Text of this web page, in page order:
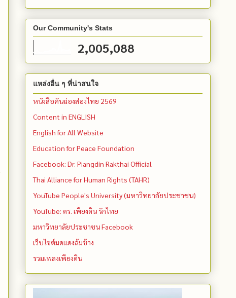
Our Community's Stats
2,005,088
แหล่งอื่น ๆ ที่น่าสนใจ
หนังสือคันฉ่องส่องไทย 2569
Content in ENGLISH
English for All Website
Education for Peace Foundation
Facebook: Dr. Piangdin Rakthai Official
Thai Alliance for Human Rights (TAHR)
YouTube People's University (มหาวิทยาลัยประชาชน)
YouTube: ดร. เพียงดิน รักไทย
มหาวิทยาลัยประชาชน Facebook
เว็บไซต์มดแดงล้มช้าง
รวมเพลงเพียงดิน